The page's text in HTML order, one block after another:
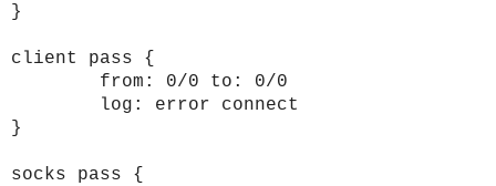
}
client pass {
from: 0/0 to: 0/0
log: error connect
}
socks pass {